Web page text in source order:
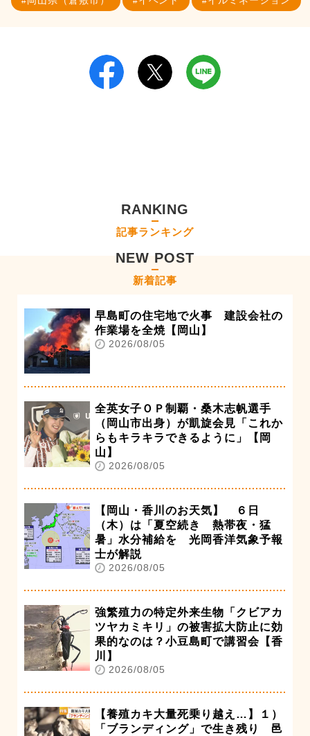
RANKING
記事ランキング
NEW POST
新着記事
早島町の住宅地で火事 建設会社の
作業場を全焼【岡山】
2026/08/05
全英女子ＯＰ制覇・桑木志帆選手
（岡山市出身）が凱旋会見「これか
らもキラキラできるように」【岡
山】
2026/08/05
【岡山・香川のお天気】 ６日
（木）は「夏空続き 熱帯夜・猛
暑」水分補給を 光岡香洋気象予報
士が解説
2026/08/05
強繁殖力の特定外来生物「クビアカ
ツヤカミキリ」の被害拡大防止に効
果的なのは？小豆島町で講習会【香
川】
2026/08/05
【養殖カキ大量死乗り越え…】１）
「ブランディング」で生き残り 邑